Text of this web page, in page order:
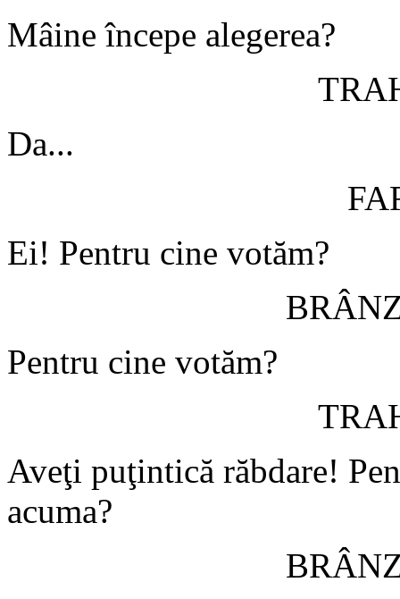
Mâine începe alegerea?
Da...
Ei! Pentru cine votăm?
Pentru cine votăm?
Aveţi puţintică răbdare!
acuma?